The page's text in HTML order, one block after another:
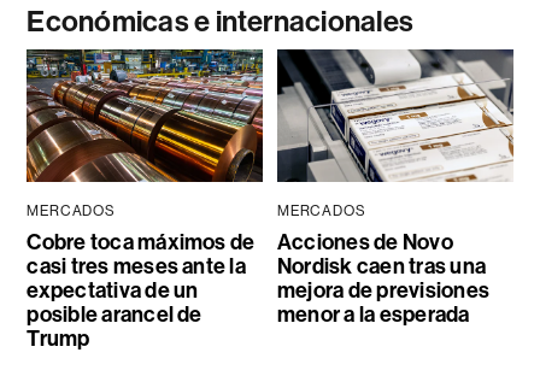
Económicas e internacionales
MERCADOS
Cobre toca máximos de
casi tres meses ante la
expectativa de un
posible arancel de
Trump
MERCADOS
Acciones de Novo
Nordisk caen tras una
mejora de previsiones
menor a la esperada